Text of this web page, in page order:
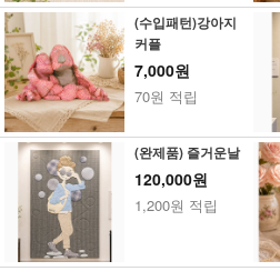
(수입패턴)강아지
커플
7,000원
70원 적립
(완제품) 즐거운날
120,000원
1,200원 적립